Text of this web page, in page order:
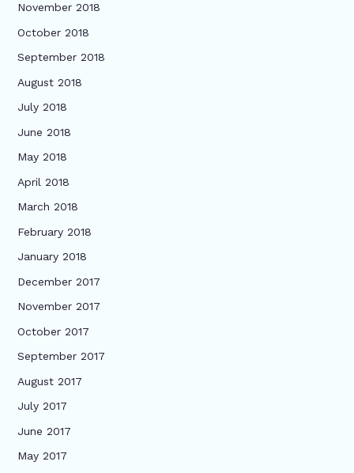
November 2018
October 2018
September 2018
August 2018
July 2018
June 2018
May 2018
April 2018
March 2018
February 2018
January 2018
December 2017
November 2017
October 2017
September 2017
August 2017
July 2017
June 2017
May 2017